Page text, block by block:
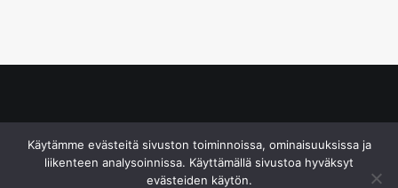
Käytämme evästeitä sivuston toiminnoissa, ominaisuuksissa ja
liikenteen analysoinnissa. Käyttämällä sivustoa hyväksyt
evästeiden käytön.